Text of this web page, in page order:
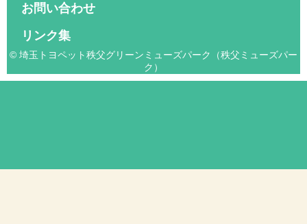
お問い合わせ
リンク集
© 埼玉トヨペット秩父グリーンミューズパーク（秩父ミューズパー
ク）